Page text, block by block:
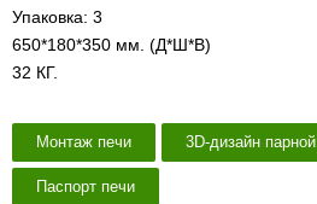
Упаковка: 3
650*180*350 мм. (Д*Ш*В)
32 КГ.
Монтаж печи 3D-дизайн парной
Паспорт печи